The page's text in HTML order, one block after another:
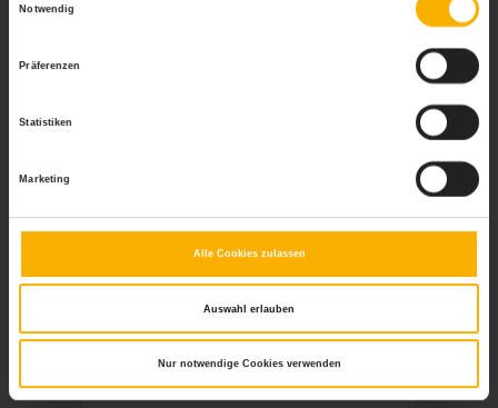
Notwendig
Präferenzen
Statistiken
Marketing
Alle Cookies zulassen
Auswahl erlauben
Nur notwendige Cookies verwenden
Kampf gegen den Fachkräftemangel:
So können Bau und Industrie
Incentives als Schlüssel zur
erfolgreichen Arbeitgebermarke